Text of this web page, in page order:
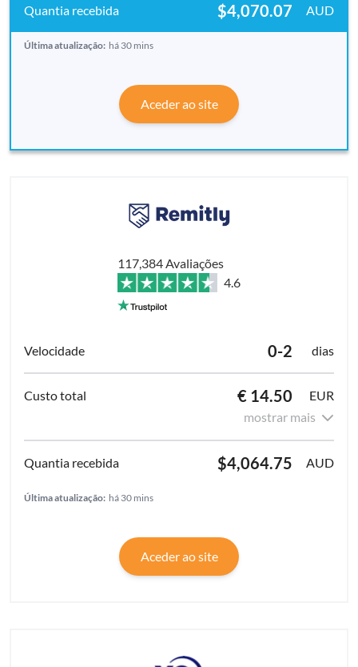
$4,070.07 AUD
Última atualização: há 30 mins
Aceder ao site
117,384 Avaliações
4.6
0-2 dias
€ 14.50
EUR
mostrar mais
$4,064.75 AUD
Última atualização: há 30 mins
Aceder ao site